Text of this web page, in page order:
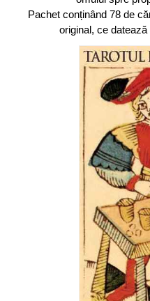
Pachet conținând 78 de
original, ce